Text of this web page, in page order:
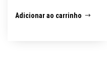
Adicionar ao carrinho